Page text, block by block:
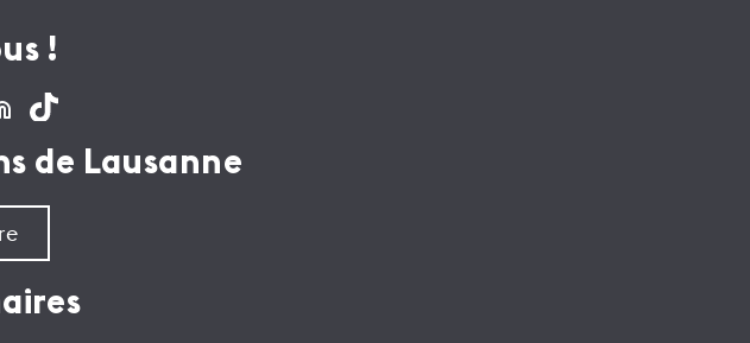
!
de Lausanne